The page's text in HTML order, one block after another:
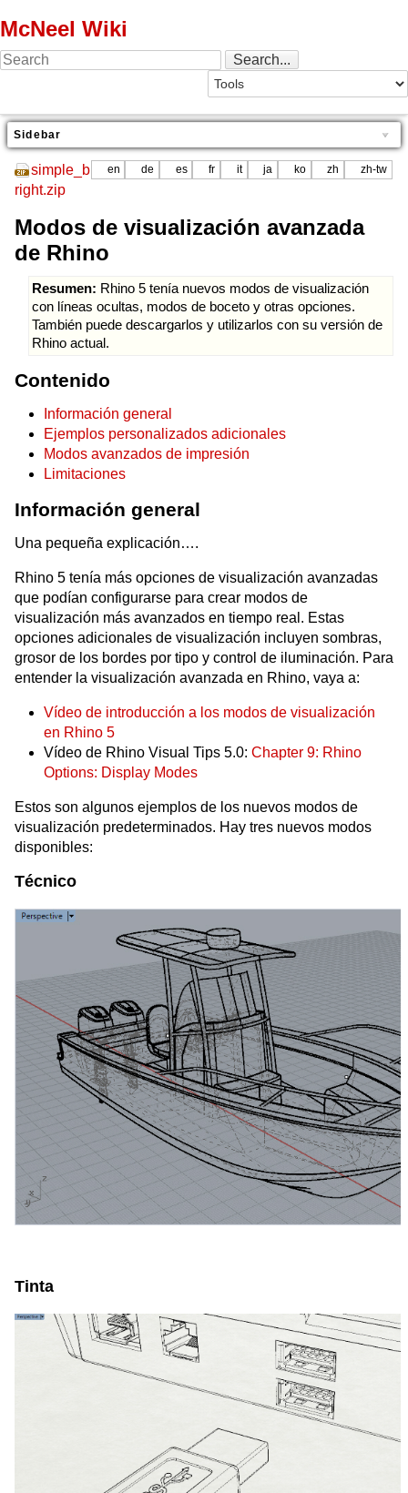
McNeel Wiki
Sidebar
en de es fr it ja ko zh zh-tw
simple_b
right.zip
Modos de visualización avanzada
de Rhino
Resumen: Rhino 5 tenía nuevos modos de visualización
con líneas ocultas, modos de boceto y otras opciones.
También puede descargarlos y utilizarlos con su versión de
Rhino actual.
Contenido
Información general
Ejemplos personalizados adicionales
Modos avanzados de impresión
Limitaciones
Información general
Una pequeña explicación….
Rhino 5 tenía más opciones de visualización avanzadas
que podían configurarse para crear modos de
visualización más avanzados en tiempo real. Estas
opciones adicionales de visualización incluyen sombras,
grosor de los bordes por tipo y control de iluminación. Para
entender la visualización avanzada en Rhino, vaya a:
Vídeo de introducción a los modos de visualización
en Rhino 5
Vídeo de Rhino Visual Tips 5.0: Chapter 9: Rhino
Options: Display Modes
Estos son algunos ejemplos de los nuevos modos de
visualización predeterminados. Hay tres nuevos modos
disponibles:
Técnico
Tinta